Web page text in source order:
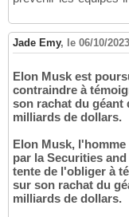
Jade Emy, le 06/10/
Elon Musk est
contraindre à
son rachat du géant
milliards de dollars.
Elon Musk,
par la Securities
tente de l'obliger à
sur son rachat du
milliards de dollars.